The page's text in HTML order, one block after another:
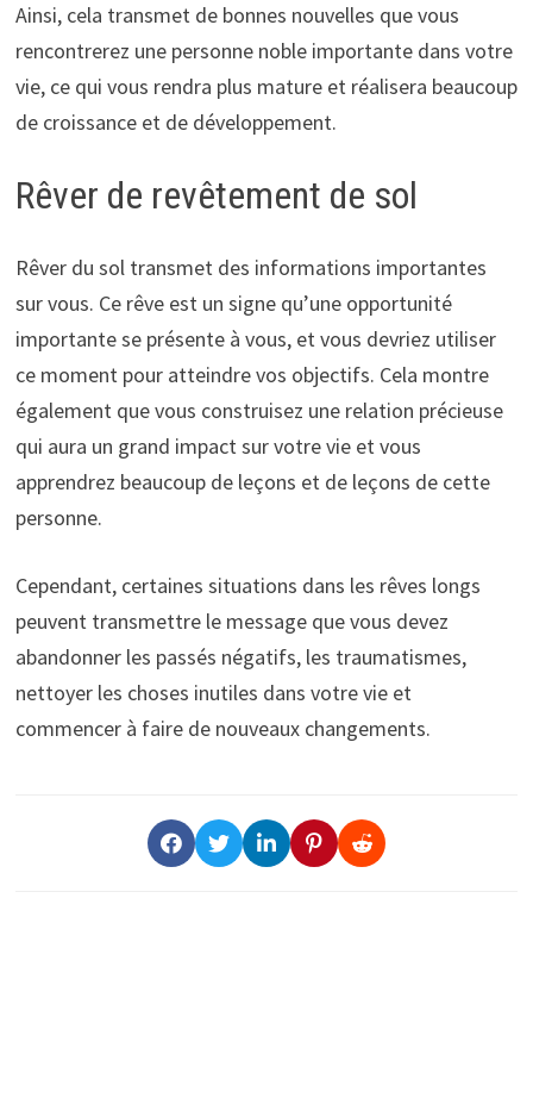
Ainsi, cela transmet de bonnes nouvelles que vous
rencontrerez une personne noble importante dans votre
vie, ce qui vous rendra plus mature et réalisera beaucoup
de croissance et de développement.
Rêver de revêtement de sol
Rêver du sol transmet des informations importantes
sur vous. Ce rêve est un signe qu’une opportunité
importante se présente à vous, et vous devriez utiliser
ce moment pour atteindre vos objectifs. Cela montre
également que vous construisez une relation précieuse
qui aura un grand impact sur votre vie et vous
apprendrez beaucoup de leçons et de leçons de cette
personne.
Cependant, certaines situations dans les rêves longs
peuvent transmettre le message que vous devez
abandonner les passés négatifs, les traumatismes,
nettoyer les choses inutiles dans votre vie et
commencer à faire de nouveaux changements.